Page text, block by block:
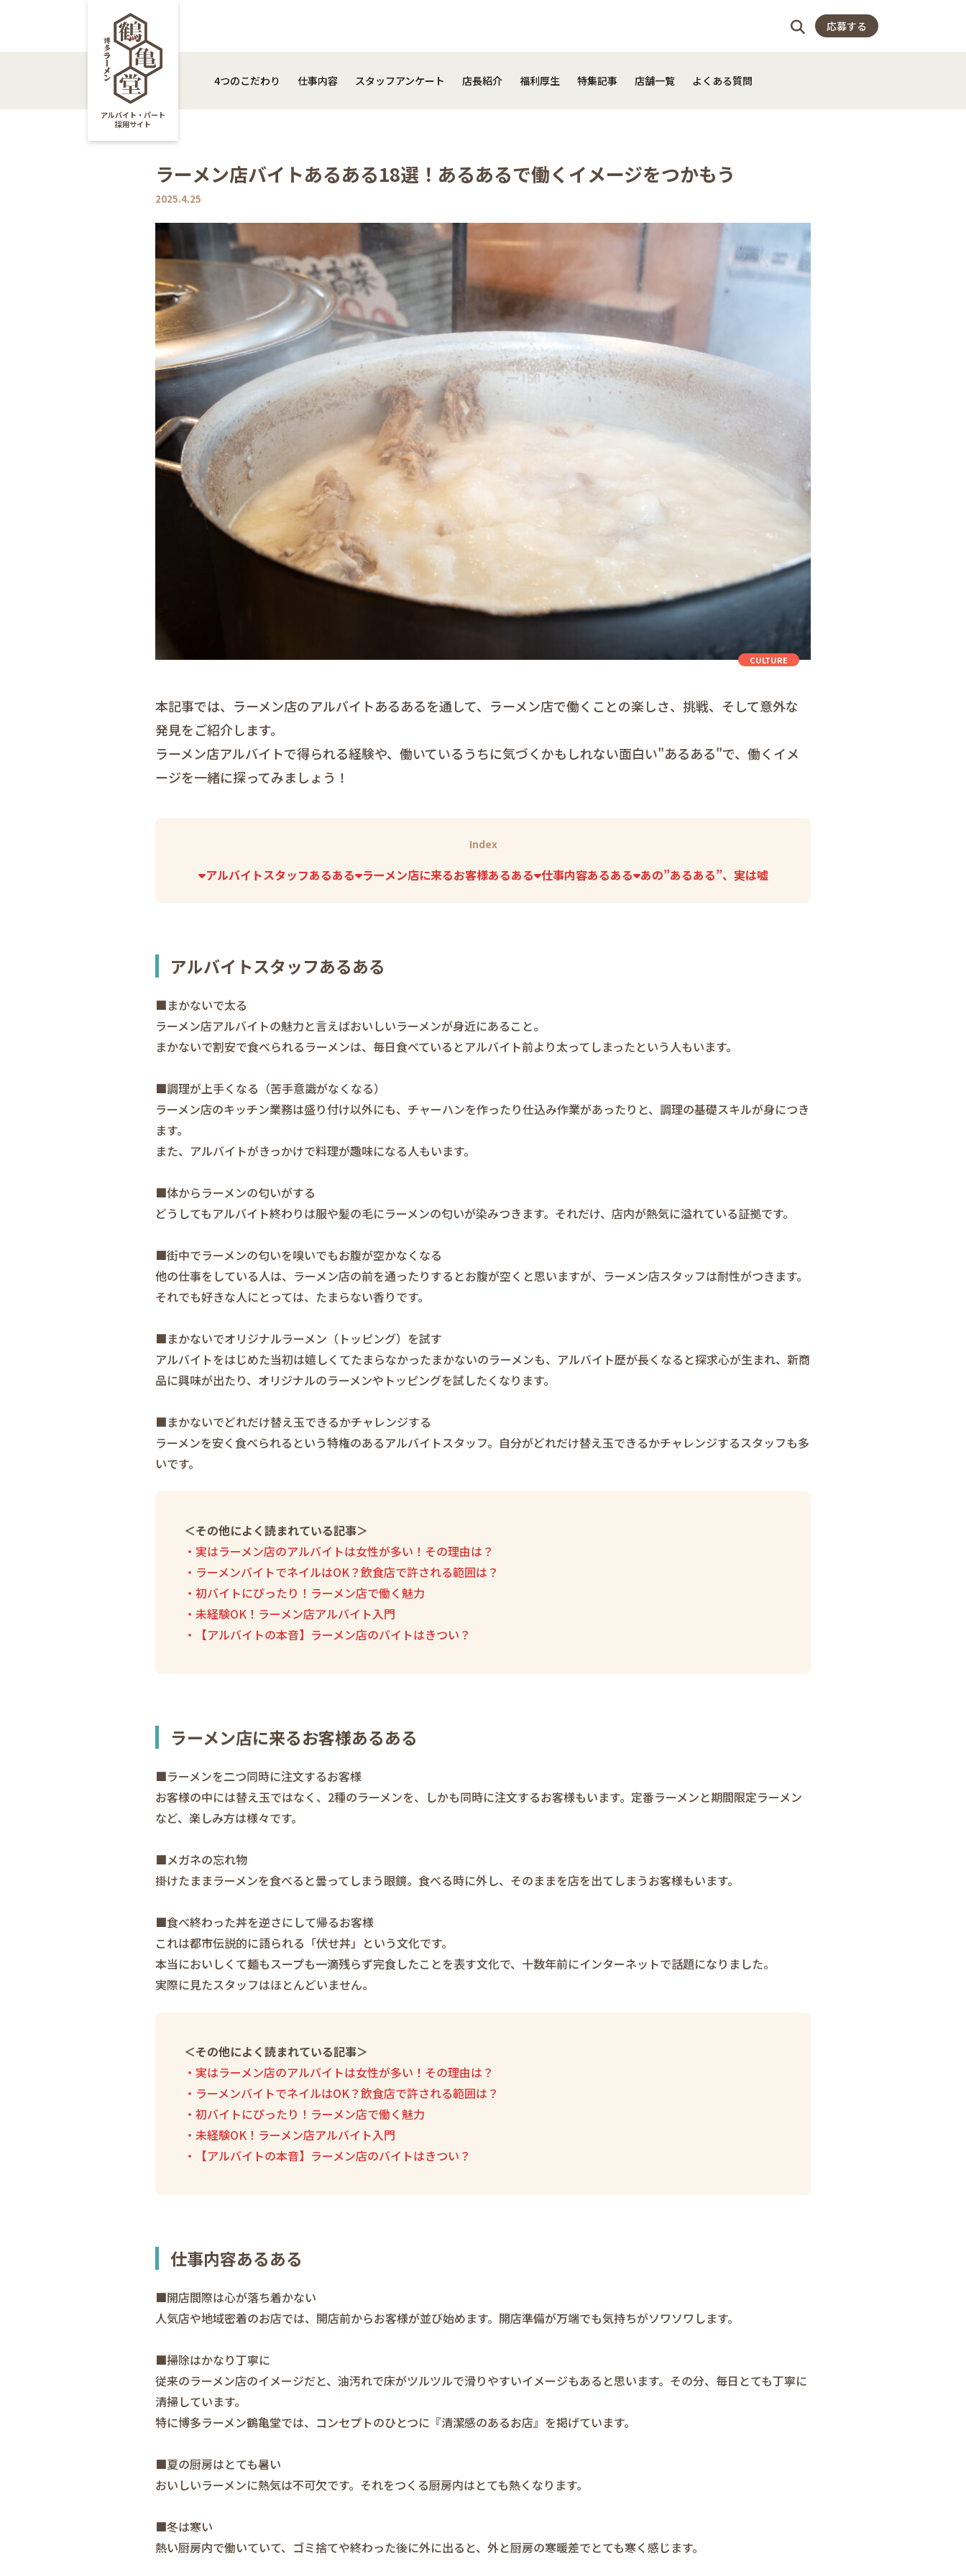
アルバイト・パート
採用サイト
応募する
close
4つのこだわり 仕事内容 スタッフアンケート 店長紹介 福利厚生 特集記事 店舗一覧 よくある質問
ラーメン店バイトあるある18選！あるあるで働くイメージをつかもう
2025.4.25
CULTURE
本記事では、ラーメン店のアルバイトあるあるを通して、ラーメン店で働くことの楽しさ、挑戦、そして意外な
発見をご紹介します。
ラーメン店アルバイトで得られる経験や、働いているうちに気づくかもしれない面白い"あるある"で、働くイメ
ージを一緒に探ってみましょう！
Index
アルバイトスタッフあるある ラーメン店に来るお客様あるある 仕事内容あるある あの”あるある”、実は嘘
アルバイトスタッフあるある
■まかないで太る
ラーメン店アルバイトの魅力と言えばおいしいラーメンが身近にあること。
まかないで割安で食べられるラーメンは、毎日食べているとアルバイト前より太ってしまったという人もいます。
■調理が上手くなる（苦手意識がなくなる）
ラーメン店のキッチン業務は盛り付け以外にも、チャーハンを作ったり仕込み作業があったりと、調理の基礎スキルが身につき
ます。
また、アルバイトがきっかけで料理が趣味になる人もいます。
■体からラーメンの匂いがする
どうしてもアルバイト終わりは服や髪の毛にラーメンの匂いが染みつきます。それだけ、店内が熱気に溢れている証拠です。
■街中でラーメンの匂いを嗅いでもお腹が空かなくなる
他の仕事をしている人は、ラーメン店の前を通ったりするとお腹が空くと思いますが、ラーメン店スタッフは耐性がつきます。
それでも好きな人にとっては、たまらない香りです。
■まかないでオリジナルラーメン（トッピング）を試す
アルバイトをはじめた当初は嬉しくてたまらなかったまかないのラーメンも、アルバイト歴が長くなると探求心が生まれ、新商
品に興味が出たり、オリジナルのラーメンやトッピングを試したくなります。
■まかないでどれだけ替え玉できるかチャレンジする
ラーメンを安く食べられるという特権のあるアルバイトスタッフ。自分がどれだけ替え玉できるかチャレンジするスタッフも多
いです。
＜その他によく読まれている記事＞
・実はラーメン店のアルバイトは女性が多い！その理由は？
・ラーメンバイトでネイルはOK？飲食店で許される範囲は？
・初バイトにぴったり！ラーメン店で働く魅力
・未経験OK！ラーメン店アルバイト入門
・【アルバイトの本音】ラーメン店のバイトはきつい？
ラーメン店に来るお客様あるある
■ラーメンを二つ同時に注文するお客様
お客様の中には替え玉ではなく、2種のラーメンを、しかも同時に注文するお客様もいます。定番ラーメンと期間限定ラーメン
など、楽しみ方は様々です。
■メガネの忘れ物
掛けたままラーメンを食べると曇ってしまう眼鏡。食べる時に外し、そのままを店を出てしまうお客様もいます。
■食べ終わった丼を逆さにして帰るお客様
これは都市伝説的に語られる「伏せ丼」という文化です。
本当においしくて麺もスープも一滴残らず完食したことを表す文化で、十数年前にインターネットで話題になりました。
実際に見たスタッフはほとんどいません。
＜その他によく読まれている記事＞
・実はラーメン店のアルバイトは女性が多い！その理由は？
・ラーメンバイトでネイルはOK？飲食店で許される範囲は？
・初バイトにぴったり！ラーメン店で働く魅力
・未経験OK！ラーメン店アルバイト入門
・【アルバイトの本音】ラーメン店のバイトはきつい？
仕事内容あるある
■開店間際は心が落ち着かない
人気店や地域密着のお店では、開店前からお客様が並び始めます。開店準備が万端でも気持ちがソワソワします。
■掃除はかなり丁寧に
従来のラーメン店のイメージだと、油汚れで床がツルツルで滑りやすいイメージもあると思います。その分、毎日とても丁寧に
清掃しています。
特に博多ラーメン鶴亀堂では、コンセプトのひとつに『清潔感のあるお店』を掲げています。
■夏の厨房はとても暑い
おいしいラーメンに熱気は不可欠です。それをつくる厨房内はとても熱くなります。
■冬は寒い
熱い厨房内で働いていて、ゴミ捨てや終わった後に外に出ると、外と厨房の寒暖差でとても寒く感じます。